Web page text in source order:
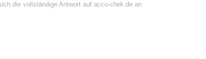
die vollständige Antwort auf accu-chek.de an